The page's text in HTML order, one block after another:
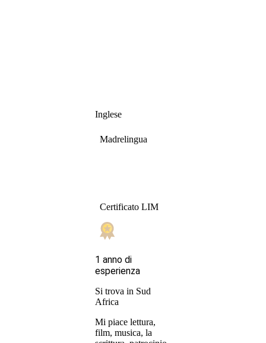
Inglese
Madrelingua
Certificato LIM
1 anno di
esperienza
Si trova in Sud
Africa
Mi piace lettura,
film, musica, la